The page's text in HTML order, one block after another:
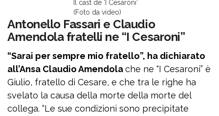
Il cast de ‘I Cesaroni’
(Foto da video)
Antonello Fassari e Claudio
Amendola fratelli ne “I Cesaroni”
“Sarai per sempre mio fratello”, ha dichiarato
all’Ansa Claudio Amendolache ne “I Cesaroni” è
Giulio, fratello di Cesare, e che tra le righe ha
svelato la causa della morte della morte del
collega. “Le sue condizioni sono precipitate